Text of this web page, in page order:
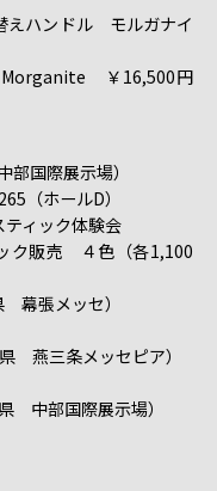
えハンドル モルガナイ
Morganite ￥16,500円
国際展示場）
ホールD）
ィック体験会
ク販売 ４色（各1,100
張メッセ）
燕三条メッセピア）
中部国際展示場）